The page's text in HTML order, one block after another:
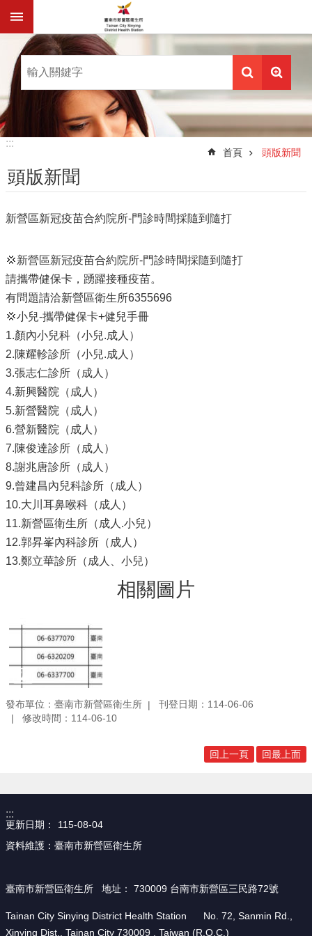
跳到主要內容區塊
:::
首頁 頭版新聞
頭版新聞
新營區新冠疫苗合約院所-門診時間採隨到隨打
💢新營區新冠疫苗合約院所-門診時間採隨到隨打
請攜帶健保卡，踴躍接種疫苗。
有問題請洽新營區衛生所6355696
💢小兒-攜帶健保卡+健兒手冊
1.顏內小兒科（小兒.成人）
2.陳耀軫診所（小兒.成人）
3.張志仁診所（成人）
4.新興醫院（成人）
5.新營醫院（成人）
6.營新醫院（成人）
7.陳俊達診所（成人）
8.謝兆唐診所（成人）
9.曾建昌內兒科診所（成人）
10.大川耳鼻喉科（成人）
11.新營區衛生所（成人.小兒）
12.郭昇峯內科診所（成人）
13.鄭立華診所（成人、小兒）
相關圖片
發布單位：臺南市新營區衛生所
刊登日期：114-06-06
修改時間：114-06-10
回上一頁 回最上面
:::
更新日期：
115-08-04
資料維護：臺南市新營區衛生所
臺南市新營區衛生所 地址： 730009 台南市新營區三民路72號
Tainan City Sinying District Health Station No. 72, Sanmin Rd.,
Xinying Dist., Tainan City 730009 , Taiwan (R.O.C.)